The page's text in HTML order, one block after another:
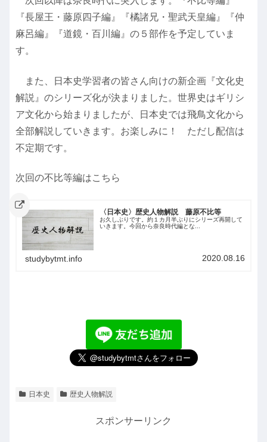
『長屋王・藤原四子編』『橘諸兄・聖武天皇編』『仲
麻呂編』『道鏡・百川編』の５部作を予定していま
す。
また、日本史学習者の皆さん向けの新企画『文化史
解説』のシリーズ化が決まりました。世界史はギリシ
ア文化から始まりましたが、日本史では飛鳥文化から
全部解説していきます。お楽しみに！ ただし配信は
不定期です。
次回の不比等編はこちら
〈日本史〉歴史人物解説 藤原不比等
お久しぶりです。約１カ月半ぶりにシリーズ再開して
いきます。今回から奈良時代編とな...
studybytmt.info 2020.08.16
日本史 歴史人物解説
スポンサーリンク